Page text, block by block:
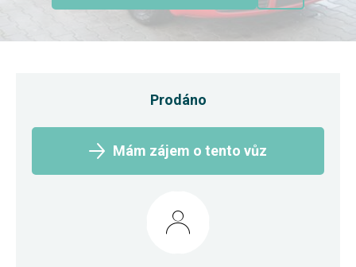
Prodáno
Mám zájem o tento vůz